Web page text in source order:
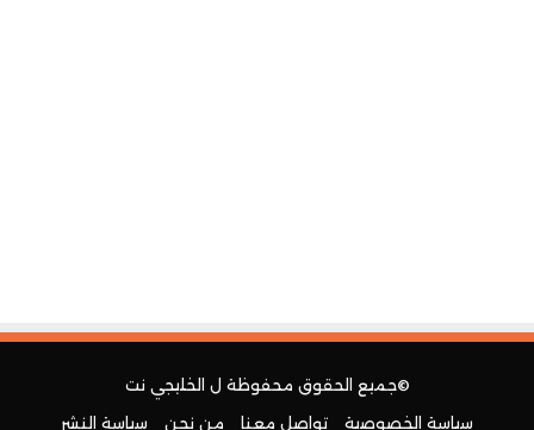
©جميع الحقوق محفوظة ل الخليجي نت
سياسة الخصوصية
تواصل معنا من نحن سياسة النشر